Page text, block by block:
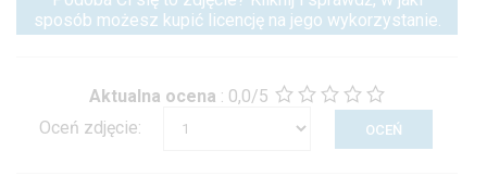
sposób możesz kupić licencję na jego wykorzystanie.
Aktualna ocena : 0,0/5
Oceń zdjęcie: